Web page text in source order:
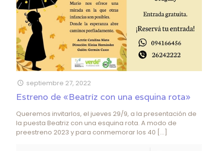
septiembre 27, 2022
Estreno de «Beatríz con una esquina rota»
Queremos invitarlos, el jueves 29/9, a la presentación de
la puesta Beatriz con una esquina rota. A modo de
preestreno 2023 y para conmemorar los 40 […]